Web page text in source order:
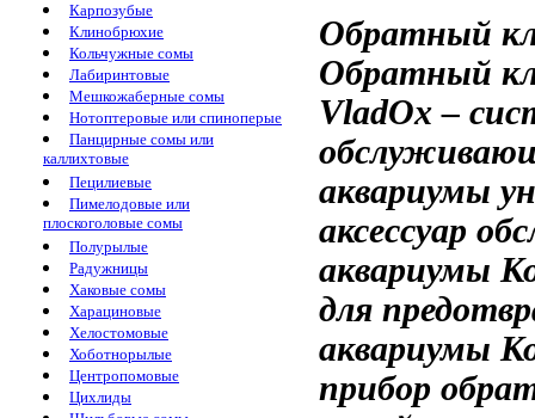
Карпозубые
Клинобрюхие
Кольчужные сомы
Лабиринтовые
Мешкожаберные сомы
Нотоптеровые или спиноперые
Панцирные сомы или
каллихтовые
Пецилиевые
Пимелодовые или
плоскоголовые сомы
Полурылые
Радужницы
Хаковые сомы
Харациновые
Хелостомовые
Хоботнорылые
Центропомовые
Цихлиды
Обратный
Обратный
VladOx –
аквариумы
аксессуар
аквариумы
для
аквариумы
прибор